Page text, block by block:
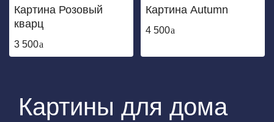
Картина Розовый
кварц
3 500
Картина Autumn
4 500
Картины для дома